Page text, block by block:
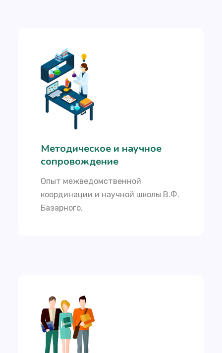
Методическое и научное
сопровождение
Опыт межведомственной
координации и научной школы В.Ф.
Базарного.